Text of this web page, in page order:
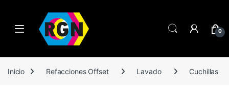
Open 0
Inicio Refacciones Offset Lavado Cuchillas